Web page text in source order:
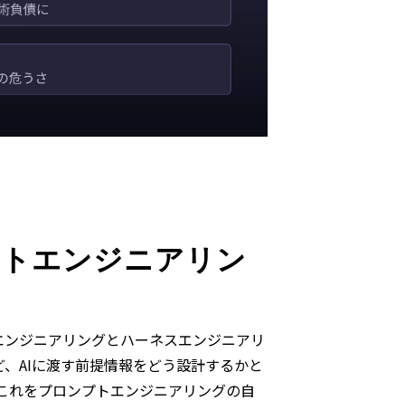
エンジニアリン
ジニアリングとハーネスエンジニアリ
AIに渡す前提情報をどう設計するかと
をプロンプトエンジニアリングの自